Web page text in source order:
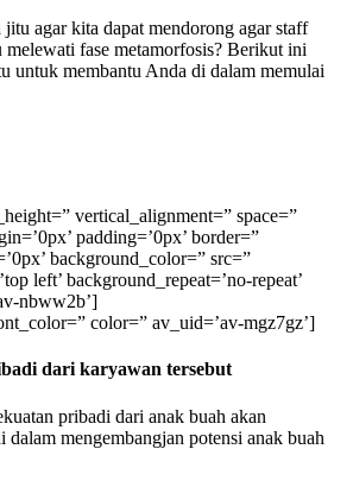
jitu agar kita dapat mendorong agar staff
melewati fase metamorfosis? Berikut ini
untuk membantu Anda di dalam memulai
vertical_alignment=” space=”
padding=’0px’ border=”
background_color=” src=”
left’ background_repeat=’no-repeat’
nbww2b’]
color=” av_uid=’av-mgz7gz’]
dari karyawan tersebut
pribadi dari anak buah akan
dalam mengembangjan potensi anak buah